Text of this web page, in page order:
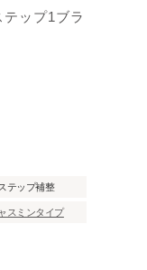
ップ1ブラ
テップ補整
スミンタイプ